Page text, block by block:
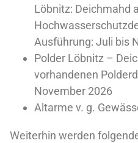
Löbnitz: Deichmahd
Ausführung: Juli bis
Polder Löbnitz –
vorhandenen
November 2026
Altarme v. g.
Weiterhin werden